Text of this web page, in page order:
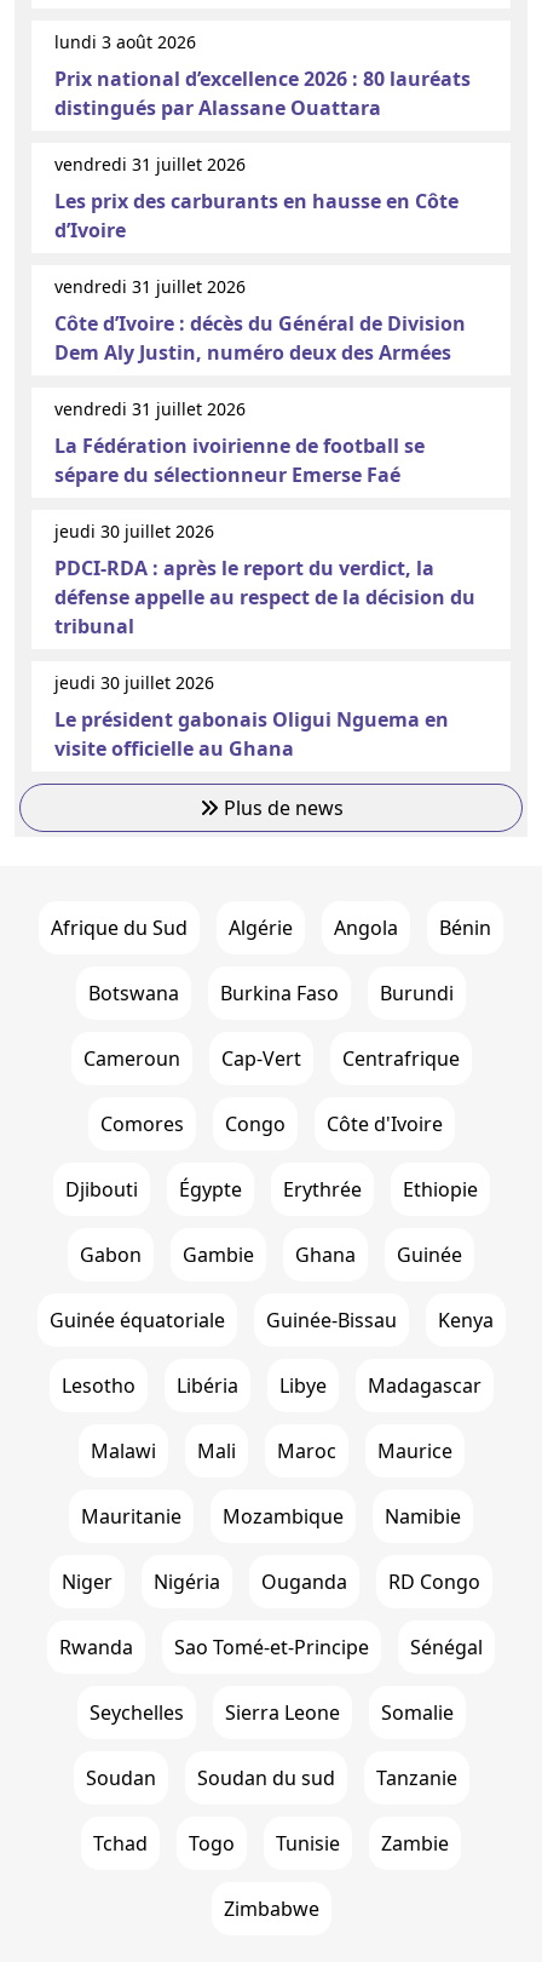
lundi 3 août 2026
Prix national d’excellence 2026 : 80 lauréats
distingués par Alassane Ouattara
vendredi 31 juillet 2026
Les prix des carburants en hausse en Côte
d’Ivoire
vendredi 31 juillet 2026
Côte d’Ivoire : décès du Général de Division
Dem Aly Justin, numéro deux des Armées
vendredi 31 juillet 2026
La Fédération ivoirienne de football se
sépare du sélectionneur Emerse Faé
jeudi 30 juillet 2026
PDCI-RDA : après le report du verdict, la
défense appelle au respect de la décision du
tribunal
jeudi 30 juillet 2026
Le président gabonais Oligui Nguema en
visite officielle au Ghana
Plus de news
Afrique du Sud Algérie Angola Bénin
Botswana Burkina Faso Burundi
Cameroun Cap-Vert Centrafrique
Comores Congo Côte d'Ivoire
Djibouti Égypte Erythrée Ethiopie
Gabon Gambie Ghana Guinée
Guinée équatoriale Guinée-Bissau Kenya
Lesotho Libéria Libye Madagascar
Malawi Mali Maroc Maurice
Mauritanie Mozambique Namibie
Niger Nigéria Ouganda RD Congo
Rwanda Sao Tomé-et-Principe Sénégal
Seychelles Sierra Leone Somalie
Soudan Soudan du sud Tanzanie
Tchad Togo Tunisie Zambie
Zimbabwe